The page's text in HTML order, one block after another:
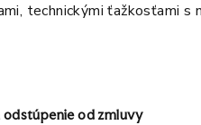
technickými ťažkosťami s
odstúpenie od zmluvy